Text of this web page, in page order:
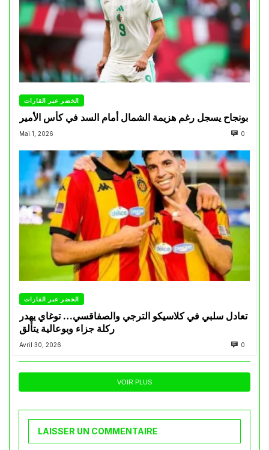
الخضر عبر القارات
بونجاح يسجل رغم هزيمة الشمال أمام السد في كأس الأمير
Mai 1, 2026 0
الخضر عبر القارات
تعادل سلبي في كلاسيكو الترجي والصفاقسي… توغاي يهدر
ركلة جزاء وبوعالية يتألق
Avril 30, 2026 0
VOIR PLUS
LAISSER UN COMMENTAIRE